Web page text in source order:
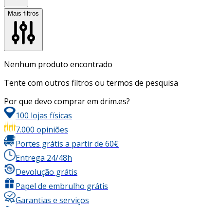
Mais filtros
Nenhum produto encontrado
Tente com outros filtros ou termos de pesquisa
Por que devo comprar em drim.es?
100 lojas físicas
7.000 opiniões
Portes grátis a partir de 60€
Entrega 24/48h
Devolução grátis
Papel de embrulho grátis
Garantias e serviços